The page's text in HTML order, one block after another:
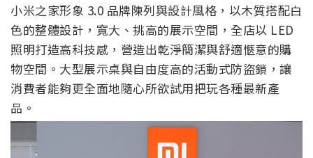
小米之家形象 3.0 品牌陳列與設計風格，以木質搭配白
色的整體設計，寬大、挑高的展示空間，全店以 LED
照明打造高科技感，營造出乾淨簡潔與舒適愜意的購
物空間。大型展示桌與自由度高的活動式防盜鎖，讓
消費者能夠更全面地隨心所欲試用把玩各種最新產
品。